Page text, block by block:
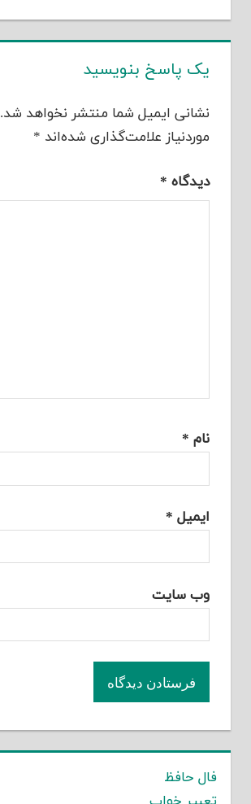
یک پاسخ بنویسید
نشانی ایمیل شما منتشر نخواهد شد.
موردنیاز علامت‌گذاری شده‌اند *
دیدگاه *
نام *
ایمیل *
وب‌ سایت
فال حافظ